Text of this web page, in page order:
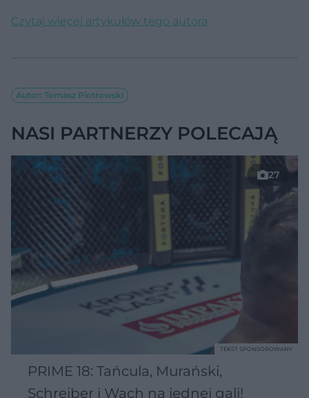
Czytaj więcej artykułów tego autora
Autor: Tomasz Piotrowski
NASI PARTNERZY POLECAJĄ
27
PRIME 18: Tańcula, Murański,
Schreiber i Wach na jednej gali!
TEKST SPONSOROWANY